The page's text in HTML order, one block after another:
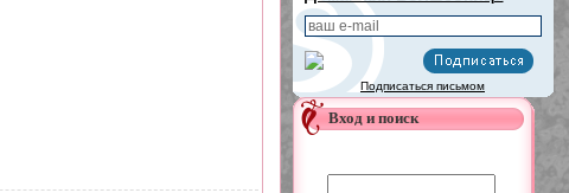
Подписаться письмом
Вход и поиск